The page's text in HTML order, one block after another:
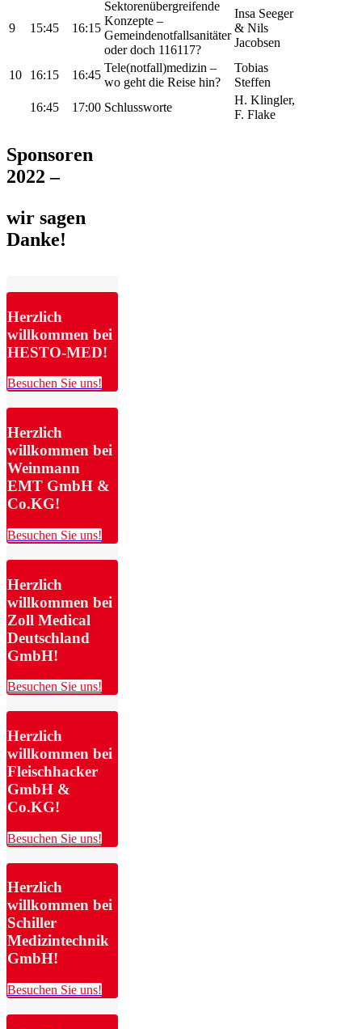
9 15:45 16:15
Sektorenübergreifende
Konzepte –
Gemeindenotfallsanitäter
oder doch 116117?
Insa Seeger
& Nils
Jacobsen
10 16:15 16:45
Tele(notfall)medizin –
wo geht die Reise hin?
Tobias
Steffen
16:45
17:00 Schlussworte
H. Klingler,
F. Flake
Sponsoren
2022 –
wir sagen
Danke!
Herzlich
willkommen bei
HESTO-MED!
Besuchen Sie uns!
Herzlich
willkommen bei
Weinmann
EMT GmbH &
Co.KG!
Besuchen Sie uns!
Herzlich
willkommen bei
Zoll Medical
Deutschland
GmbH!
Besuchen Sie uns!
Herzlich
willkommen bei
Fleischhacker
GmbH &
Co.KG!
Besuchen Sie uns!
Herzlich
willkommen bei
Schiller
Medizintechnik
GmbH!
Besuchen Sie uns!